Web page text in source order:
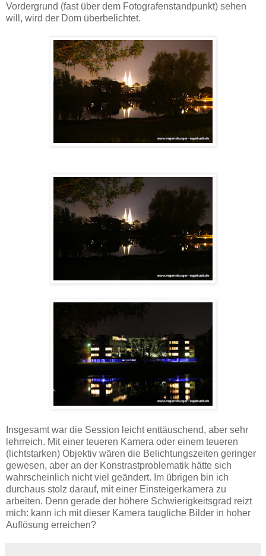
Vordergrund (fast über dem Fotografenstandpunkt) sehen
will, wird der Dom überbelichtet.
Insgesamt war die Session leicht enttäuschend, aber sehr
lehrreich. Mit einer teueren Kamera oder einem teueren
(lichtstarken) Objektiv wären die Belichtungszeiten geringer
gewesen, aber an der Konstrastproblematik hätte sich
wahrscheinlich nicht viel geändert. Im übrigen bin ich
durchaus stolz darauf, mit einer Einsteigerkamera zu
arbeiten. Denn gerade der höhere Schwierigkeitsgrad reizt
mich: kann ich mit dieser Kamera taugliche Bilder in hoher
Auflösung erreichen?